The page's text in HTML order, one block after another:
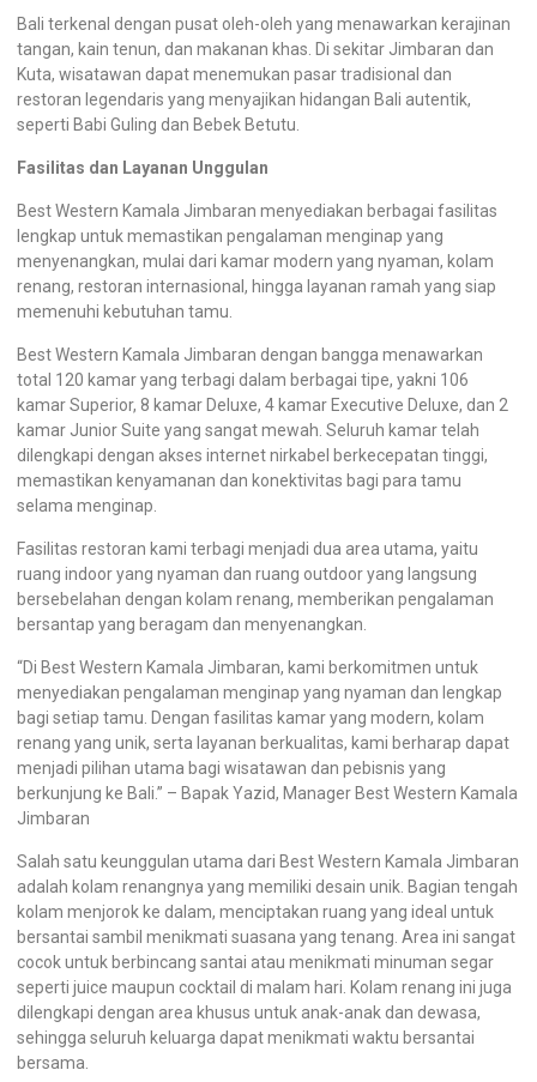
Bali terkenal dengan pusat oleh-oleh yang menawarkan kerajinan
tangan, kain tenun, dan makanan khas. Di sekitar Jimbaran dan
Kuta, wisatawan dapat menemukan pasar tradisional dan
restoran legendaris yang menyajikan hidangan Bali autentik,
seperti Babi Guling dan Bebek Betutu.
Fasilitas dan Layanan Unggulan
Best Western Kamala Jimbaran menyediakan berbagai fasilitas
lengkap untuk memastikan pengalaman menginap yang
menyenangkan, mulai dari kamar modern yang nyaman, kolam
renang, restoran internasional, hingga layanan ramah yang siap
memenuhi kebutuhan tamu.
Best Western Kamala Jimbaran dengan bangga menawarkan
total 120 kamar yang terbagi dalam berbagai tipe, yakni 106
kamar Superior, 8 kamar Deluxe, 4 kamar Executive Deluxe, dan 2
kamar Junior Suite yang sangat mewah. Seluruh kamar telah
dilengkapi dengan akses internet nirkabel berkecepatan tinggi,
memastikan kenyamanan dan konektivitas bagi para tamu
selama menginap.
Fasilitas restoran kami terbagi menjadi dua area utama, yaitu
ruang indoor yang nyaman dan ruang outdoor yang langsung
bersebelahan dengan kolam renang, memberikan pengalaman
bersantap yang beragam dan menyenangkan.
“Di Best Western Kamala Jimbaran, kami berkomitmen untuk
menyediakan pengalaman menginap yang nyaman dan lengkap
bagi setiap tamu. Dengan fasilitas kamar yang modern, kolam
renang yang unik, serta layanan berkualitas, kami berharap dapat
menjadi pilihan utama bagi wisatawan dan pebisnis yang
berkunjung ke Bali.” – Bapak Yazid, Manager Best Western Kamala
Jimbaran
Salah satu keunggulan utama dari Best Western Kamala Jimbaran
adalah kolam renangnya yang memiliki desain unik. Bagian tengah
kolam menjorok ke dalam, menciptakan ruang yang ideal untuk
bersantai sambil menikmati suasana yang tenang. Area ini sangat
cocok untuk berbincang santai atau menikmati minuman segar
seperti juice maupun cocktail di malam hari. Kolam renang ini juga
dilengkapi dengan area khusus untuk anak-anak dan dewasa,
sehingga seluruh keluarga dapat menikmati waktu bersantai
bersama.